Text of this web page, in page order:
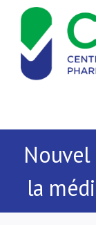
Passer
contenu
Actualités
Publications
Nouvel
la